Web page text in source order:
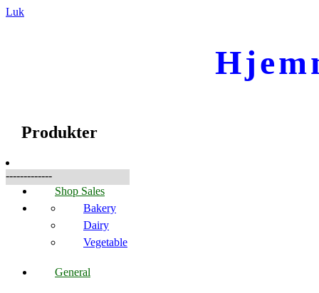
Luk
Produkter
-------------
Shop Sales
Bakery
Dairy
Vegetable
General